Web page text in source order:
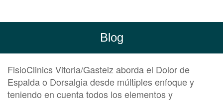
Blog
FisioClinics Vitoria/Gasteiz aborda el Dolor de
Espalda o Dorsalgia desde múltiples enfoque y
teniendo en cuenta todos los elementos y